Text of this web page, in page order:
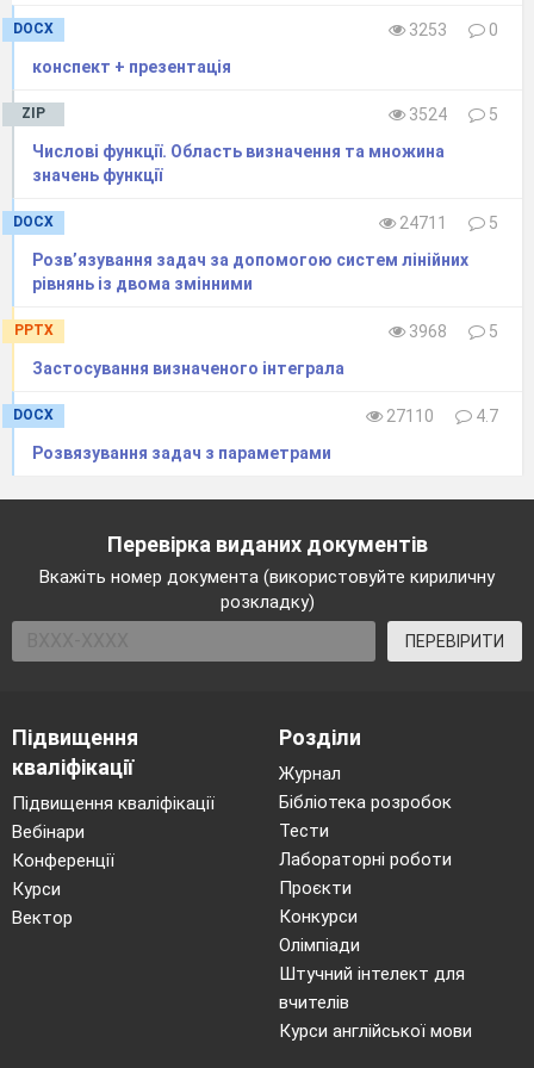
міркувань сприятиме розв'язання вправ на
повто
рення (див. етап актуалізації опорних
знань та вмінь).
VI.
Письмові вправи
Зміст письмових вправ уроку може бути
таким:
розв'язати задачі на відсотковий склад
речовин;
складання систем рівнянь з двома
змінними;
на повторення: вправи на застосування
рівнянь з двома змінними.
Учні складають список видів задач, що
розв'язуються за допомогою систем рівнянь з
VIII. Домашнє завдання
рівнянь з двома змінни­ми вищих
степенів».
Виконати самостійну роботу (див.
нижче) за варіантом, указа­ним учителем.
Самостійна робота
Складіть систему рівнянь за умовою
Сума двох чиселхіудорівнює 12, а
їхній добуток дорів­нює 35. Знайдіть
DOCX 3253
0
конспект + презентація
ZIP 3524
5
Числові функції. Область визначення та множина
значень функції
DOCX 24711
5
Розв’язування задач за допомогою систем лінійних
рівнянь із двома змінними
PPTX 3968
5
Застосування визначеного інтеграла
DOCX 27110
4.7
Розвязування задач з параметрами
Перевірка виданих документів
Вкажіть номер документа (використовуйте кириличну
розкладку)
ПЕРЕВІРИТИ
Підвищення
кваліфікації
Підвищення кваліфікації
Вебінари
Конференції
Курси
Вектор
Розділи
Журнал
Бібліотека розробок
Тести
Лабораторні роботи
Проєкти
Конкурси
Олімпіади
Штучний інтелект для
вчителів
Курси англійської мови